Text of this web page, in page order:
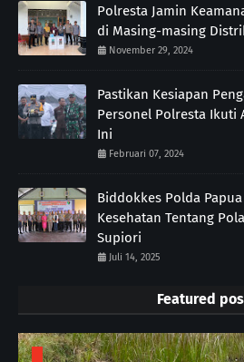
Polresta Jamin
di Masing-masing
November 29, 2024
Pastikan Kesiapan
Personel Polresta Ikuti
Ini
Februari 07, 2024
Biddokkes Polda
Kesehatan Tentang
Supiori
Juli 14, 2025
Featured